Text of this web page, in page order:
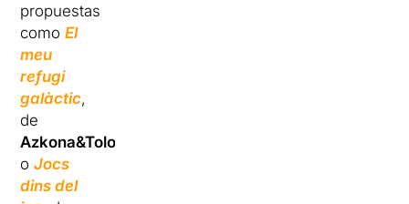
propuestas
comoEl
meu
refugi
galàctic,
de
Azkona&Toloza
oJocs
dins del